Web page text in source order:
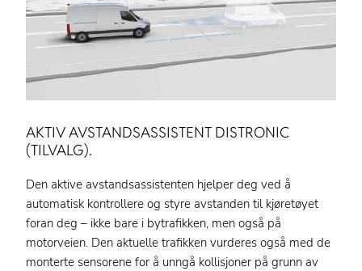
AKTIV AVSTANDSASSISTENT DISTRONIC
(TILVALG).
Den aktive avstandsassistenten hjelper deg ved å
automatisk kontrollere og styre avstanden til kjøretøyet
foran deg – ikke bare i bytrafikken, men også på
motorveien. Den aktuelle trafikken vurderes også med de
monterte sensorene for å unngå kollisjoner på grunn av